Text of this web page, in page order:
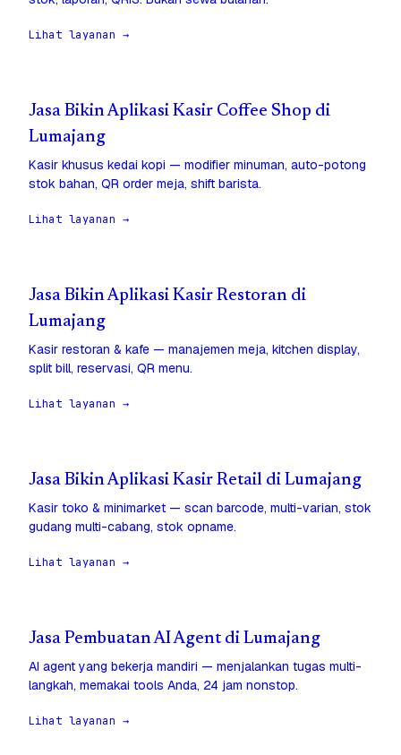
Lihat layanan →
Jasa Bikin Aplikasi Kasir Coffee Shop di
Lumajang
Kasir khusus kedai kopi — modifier minuman, auto-potong
stok bahan, QR order meja, shift barista.
Lihat layanan →
Jasa Bikin Aplikasi Kasir Restoran di
Lumajang
Kasir restoran & kafe — manajemen meja, kitchen display,
split bill, reservasi, QR menu.
Lihat layanan →
Jasa Bikin Aplikasi Kasir Retail di Lumajang
Kasir toko & minimarket — scan barcode, multi-varian, stok
gudang multi-cabang, stok opname.
Lihat layanan →
Jasa Pembuatan AI Agent di Lumajang
AI agent yang bekerja mandiri — menjalankan tugas multi-
langkah, memakai tools Anda, 24 jam nonstop.
Lihat layanan →